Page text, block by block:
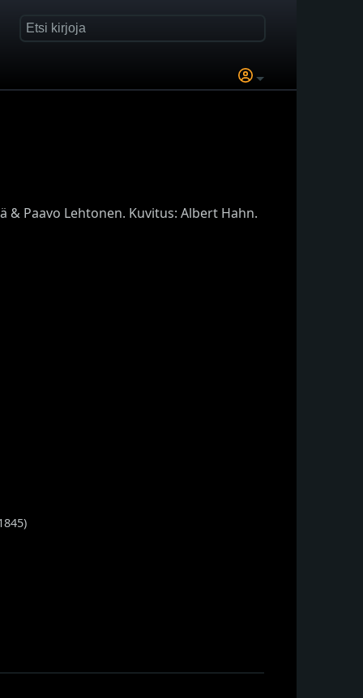
& Paavo Lehtonen. Kuvitus: Albert Hahn.